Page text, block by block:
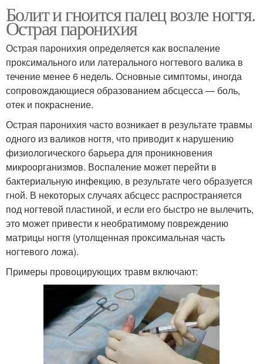
Болит и гноится палец возле ногтя.
Острая паронихия
Острая паронихия определяется как воспаление
проксимального или латерального ногтевого валика в
течение менее 6 недель. Основные симптомы, иногда
сопровождающиеся образованием абсцесса — боль,
отек и покраснение.
Острая паронихия часто возникает в результате травмы
одного из валиков ногтя, что приводит к нарушению
физиологического барьера для проникновения
микроорганизмов. Воспаление может перейти в
бактериальную инфекцию, в результате чего образуется
гной. В некоторых случаях абсцесс распространяется
под ногтевой пластиной, и если его быстро не вылечить,
это может привести к необратимому повреждению
матрицы ногтя (утолщенная проксимальная часть
ногтевого ложа).
Примеры провоцирующих травм включают: